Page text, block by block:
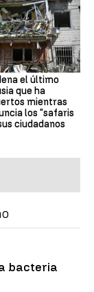
el último
que ha
mientras
los "safaris
ciudadanos
bacteria